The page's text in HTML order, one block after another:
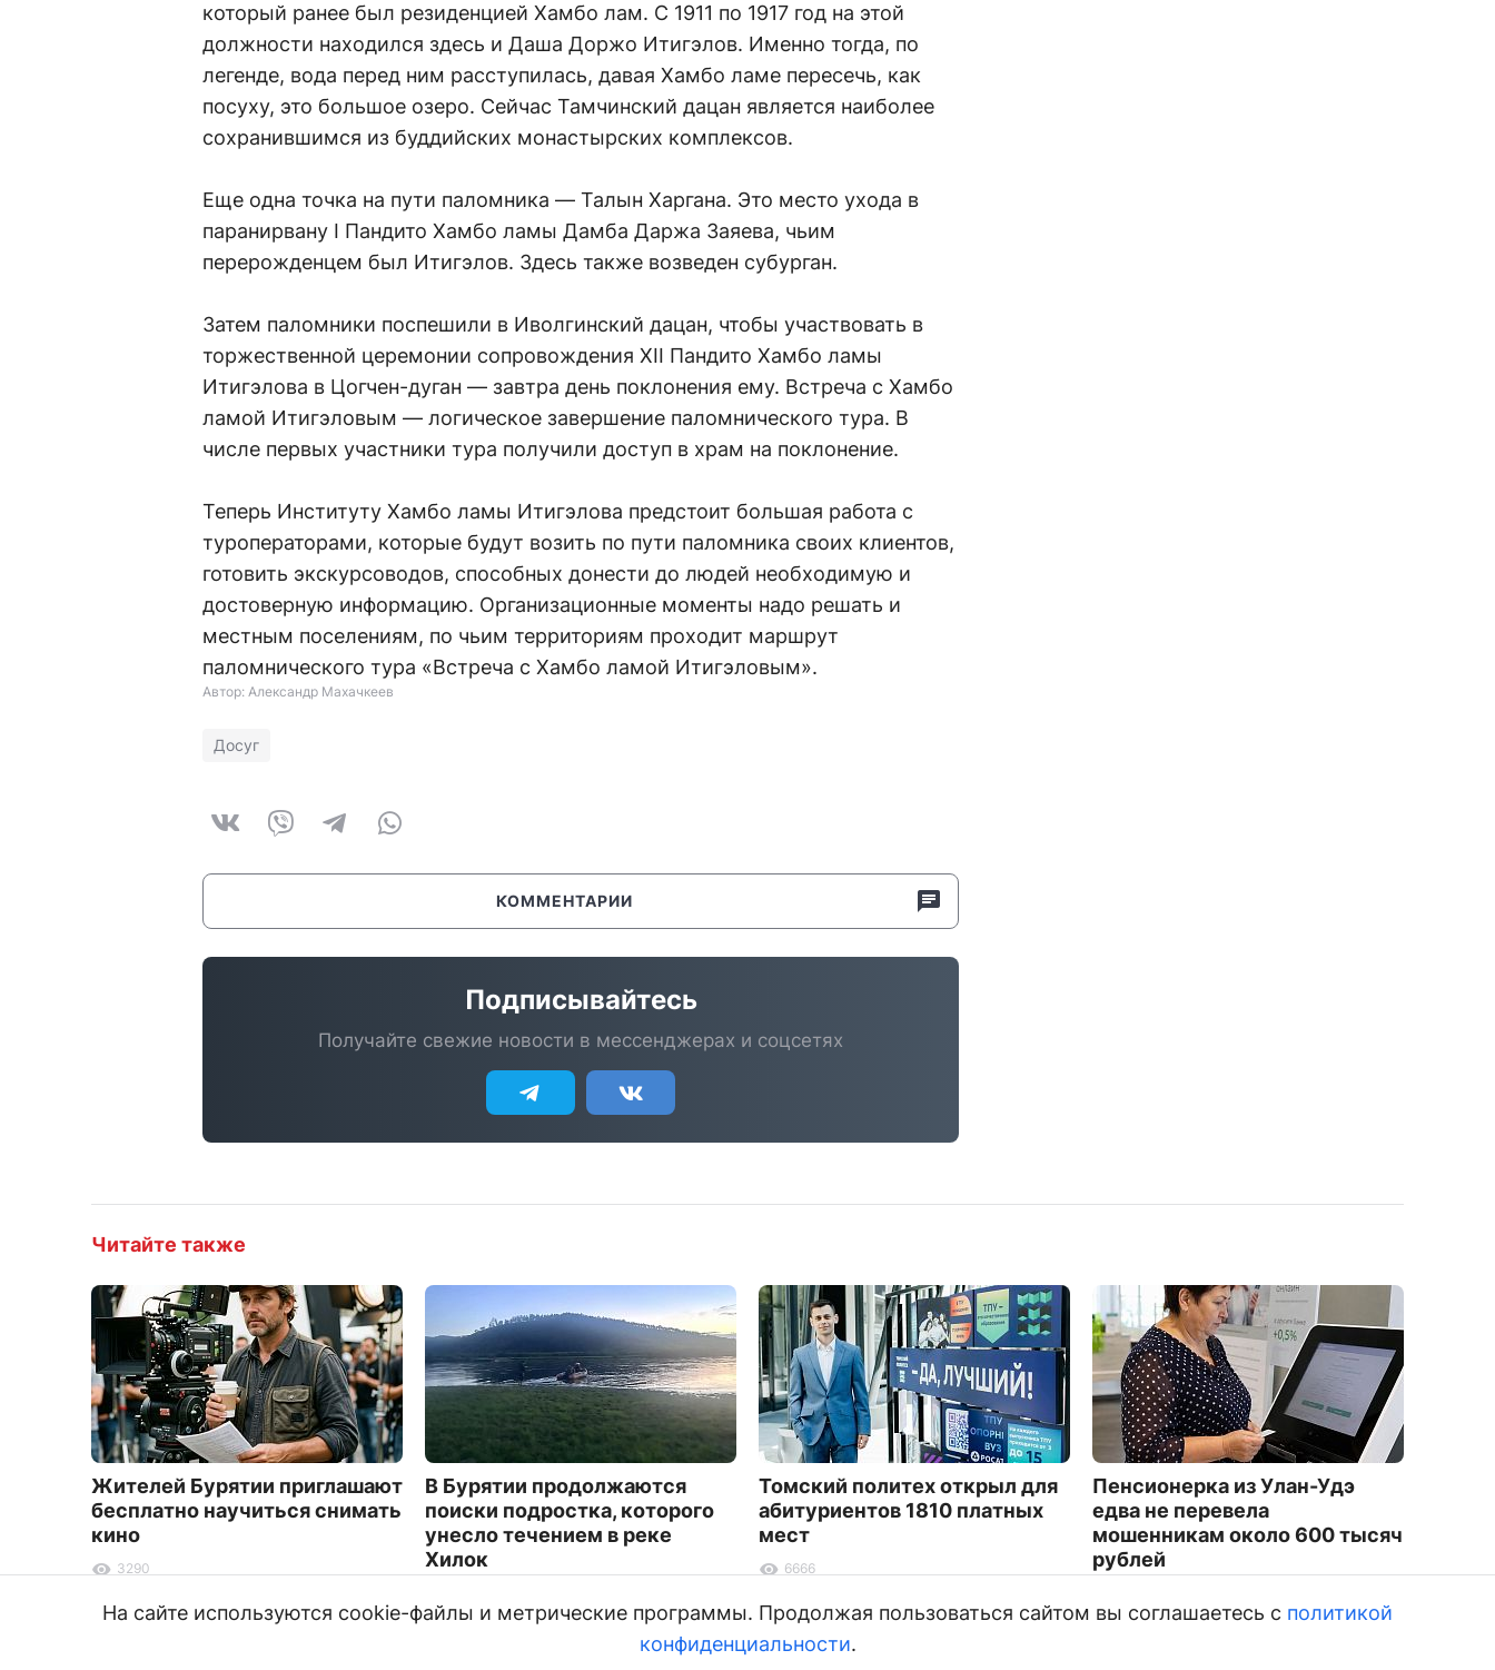
который ранее был резиденцией Хамбо лам. С 1911 по 1917 год на этой
должности находился здесь и Даша Доржо Итигэлов. Именно тогда, по
легенде, вода перед ним расступилась, давая Хамбо ламе пересечь, как
посуху, это большое озеро. Сейчас Тамчинский дацан является наиболее
сохранившимся из буддийских монастырских комплексов.
Еще одна точка на пути паломника — Талын Харгана. Это место ухода в
паранирвану I Пандито Хамбо ламы Дамба Даржа Заяева, чьим
перерожденцем был Итигэлов. Здесь также возведен субурган.
Затем паломники поспешили в Иволгинский дацан, чтобы участвовать в
торжественной церемонии сопровождения ХII Пандито Хамбо ламы
Итигэлова в Цогчен-дуган — завтра день поклонения ему. Встреча с Хамбо
ламой Итигэловым — логическое завершение паломнического тура. В
числе первых участники тура получили доступ в храм на поклонение.
Теперь Институту Хамбо ламы Итигэлова предстоит большая работа с
туроператорами, которые будут возить по пути паломника своих клиентов,
готовить экскурсоводов, способных донести до людей необходимую и
достоверную информацию. Организационные моменты надо решать и
местным поселениям, по чьим территориям проходит маршрут
паломнического тура «Встреча с Хамбо ламой Итигэловым».
Автор: Александр Махачкеев
Досуг
КОММЕНТАРИИ
Подписывайтесь
Получайте свежие новости в мессенджерах и соцсетях
Читайте также
Жителей Бурятии приглашают
бесплатно научиться снимать
кино
3290
В Бурятии продолжаются
поиски подростка, которого
унесло течением в реке
Хилок
Томский политех открыл для
абитуриентов 1810 платных
мест
6666
Пенсионерка из Улан-Удэ
едва не перевела
мошенникам около 600 тысяч
рублей
На сайте используются cookie-файлы и метрические программы. Продолжая пользоваться сайтом вы соглашаетесь с политикой
конфиденциальности.